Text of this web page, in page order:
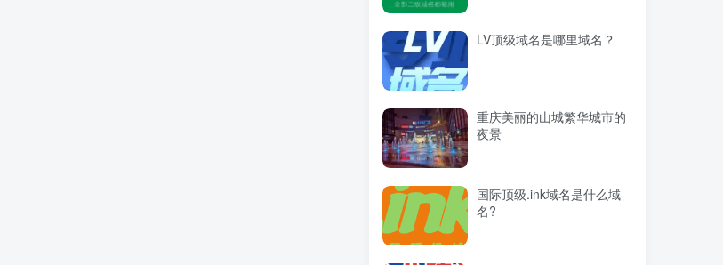
LV顶级域名是哪里域名？
重庆美丽的山城繁华城市的
夜景
国际顶级.ink域名是什么域
名?